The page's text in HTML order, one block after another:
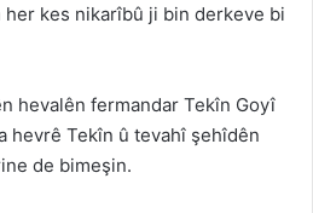
kes nikarîbû ji bin derkeve bi
hevalên fermandar Tekîn Goyî
hevrê Tekîn û tevahî şehîdên
de bimeşin.